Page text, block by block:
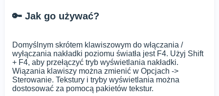
🔑 Jak go używać?
Domyślnym skrótem klawiszowym do włączania /
wyłączania nakładki poziomu światła jest F4. Użyj Shift
+ F4, aby przełączyć tryb wyświetlania nakładki.
Wiązania klawiszy można zmienić w Opcjach ->
Sterowanie. Tekstury i tryby wyświetlania można
dostosować za pomocą pakietów tekstur.